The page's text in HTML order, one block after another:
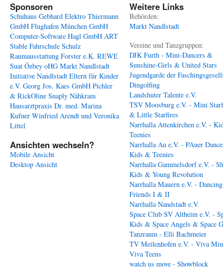
Sponsoren
Schuhaus Gebhard Elektro Thiermann
GmbH Flughafen München GmbH
Computer-Software Hagl GmbH ART
Stable Fahrschule Schulz
Raumausstattung Forster e.K. REWE
Suat Özbey oHG Markt Nandlstadt
Initiative Nandlstadt Eltern für Kinder
e.V. Georg Jos. Kaes GmbH Pichler
& RickOline Snaply Nähkram
Hausarztpraxis Dr. med. Marina
Kufner Winfried Arendt und Veronika
Littel
Ansichten wechseln?
Mobile Ansicht
Desktop Ansicht
Weitere Links
Behörden:
Markt Nandlstadt
Vereine und Tanzgruppen:
DJK Furth - Mini-Dancers &
Sunshine-Girls & United Stars
Jugendgarde der
Dingolfing
Landshuter Talente e.V.
TSV Moosburg e.V. - Mini
& Little Starfires
Narrhalla Attenkirchen e.V. -
Teenies
Narrhalla Au e.V. - PAuer
Kids & Teenies
Narrhalla Gammelsdorf e.V. -
Kids & Young Revolution
Narrhalla Mauern e.V. - Dancing
Friends I & II
Narrhalla Nandstadt e.V.
Space Club SV Altheim e.V. -
Kids & Space Angels & Space
Tanzraum - Elli Bachmeier
TV Meilenhofen e.V. - Viva
Viva Teens
watch us move - Showblock